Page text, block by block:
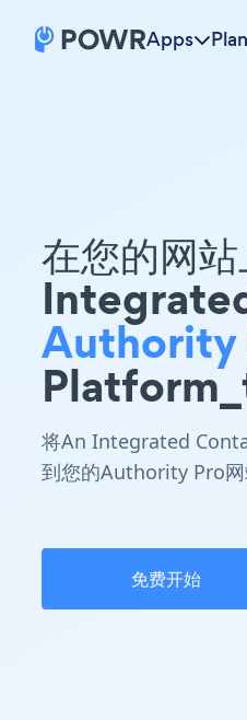
Apps
在您的网
Authority
将An Integrated
到您的Authority Pro网
免费开始